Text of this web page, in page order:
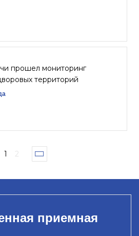
прошел мониторинг
территорий
1 2
приемная